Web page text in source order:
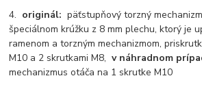
4. originál: päťstupňový torzný
špeciálnom krúžku z 8 mm plechu, ktorý je
ramenom a torzným mechanizmom,
M10 a 2 skrutkami M8,v náhradnom
mechanizmus otáča na 1 skrutke M10